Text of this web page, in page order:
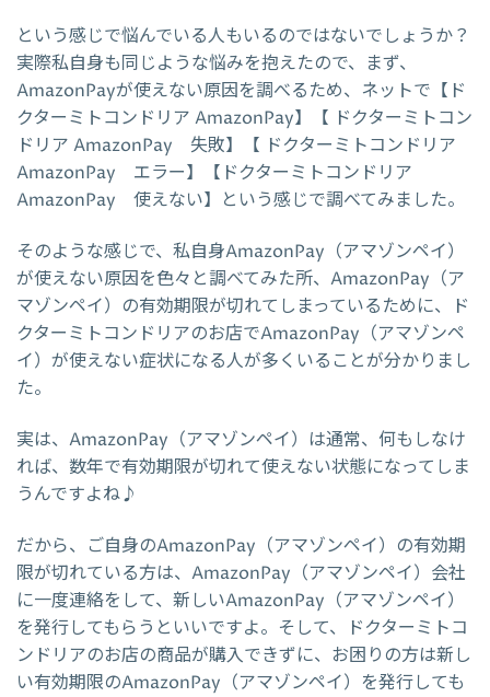
という感じで悩んでいる人もいるのではないでしょうか？
実際私自身も同じような悩みを抱えたので、まず、
AmazonPayが使えない原因を調べるため、ネットで【ド
クターミトコンドリア AmazonPay】【 ドクターミトコン
ドリア AmazonPay 失敗】【 ドクターミトコンドリア
AmazonPay エラー】【ドクターミトコンドリア
AmazonPay 使えない】という感じで調べてみました。
そのような感じで、私自身AmazonPay（アマゾンペイ）
が使えない原因を色々と調べてみた所、AmazonPay（ア
マゾンペイ）の有効期限が切れてしまっているために、ド
クターミトコンドリアのお店でAmazonPay（アマゾンペ
イ）が使えない症状になる人が多くいることが分かりまし
た。
実は、AmazonPay（アマゾンペイ）は通常、何もしなけ
れば、数年で有効期限が切れて使えない状態になってしま
うんですよね♪
だから、ご自身のAmazonPay（アマゾンペイ）の有効期
限が切れている方は、AmazonPay（アマゾンペイ）会社
に一度連絡をして、新しいAmazonPay（アマゾンペイ）
を発行してもらうといいですよ。そして、ドクターミトコ
ンドリアのお店の商品が購入できずに、お困りの方は新し
い有効期限のAmazonPay（アマゾンペイ）を発行しても